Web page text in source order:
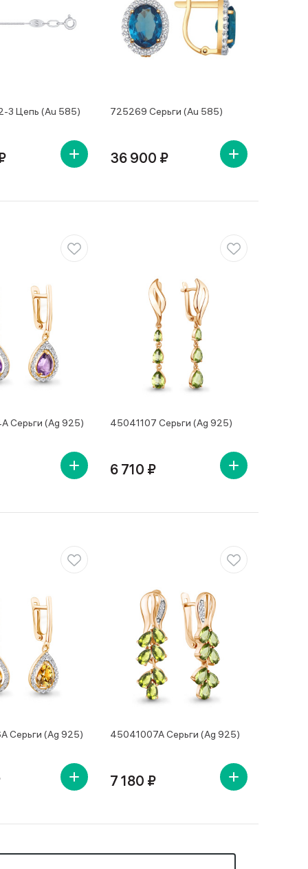
3 Цепь (Au 585) 725269 Серьги (Au 585)
36 900 ₽
Серьги (Ag 925) 45041107 Серьги (Ag 925)
6 710 ₽
Серьги (Ag 925) 45041007А Серьги (Ag 925)
7 180 ₽